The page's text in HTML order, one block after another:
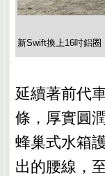
新Swift換上16吋鋁圈
延續著前代
條，厚實圓
蜂巢式水箱
出的腰線，